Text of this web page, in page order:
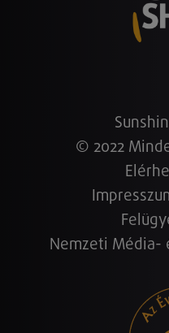
© 2022
Nemzeti Média-